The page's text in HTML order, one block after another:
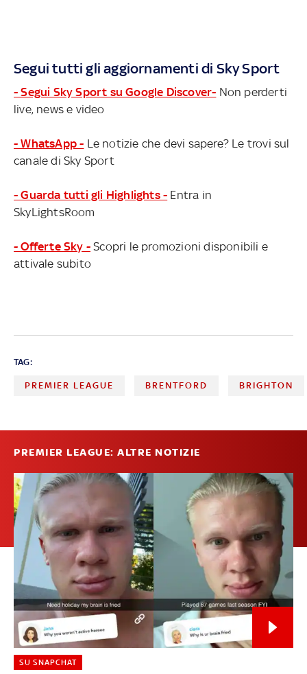
Segui tutti gli aggiornamenti di Sky Sport
- Segui Sky Sport su Google Discover- Non perderti
live, news e video
- WhatsApp - Le notizie che devi sapere? Le trovi sul
canale di Sky Sport
- Guarda tutti gli Highlights - Entra in
SkyLightsRoom
- Offerte Sky - Scopri le promozioni disponibili e
attivale subito
TAG:
PREMIER LEAGUE BRENTFORD BRIGHTON
PREMIER LEAGUE: ALTRE NOTIZIE
SU SNAPCHAT